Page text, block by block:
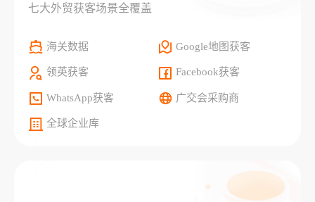
七大外贸获客场景全覆盖
海关数据 Google地图获客
领英获客 Facebook获客
WhatsApp获客 广交会采购商
全球企业库